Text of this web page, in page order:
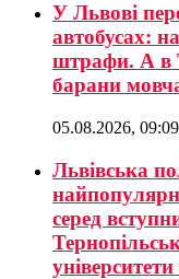
У Львові
автобусах:
штрафи. А в
барани
05.08.2026, 09:09
Львівська
серед